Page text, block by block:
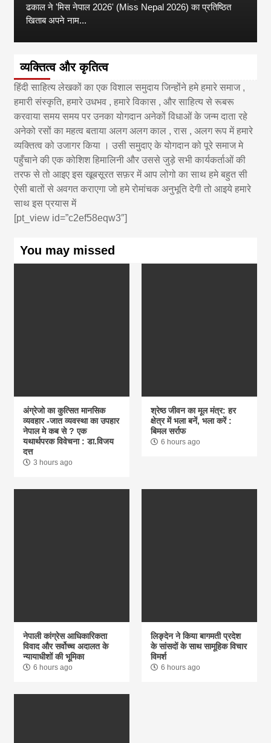
ढकाल ने 'मिस नेपाल 2026' (Miss Nepal 2026) का प्रतिष्ठित
खिताब अपने नाम...
व्यक्तित्व और कृतित्व
हिंदी साहित्य लेखकों का एक विशाल समुदाय जिन्होंने हमे हमारे समाज ,
हमारी संस्कृति, हमारे उधभव , हमारे विकास , और साहित्य से रूबरू
करवाया समय समय पर उनका योगदान अनेकों विधाओं के जन्म दाता रहे
अनेको रसों का महत्व बताया अलग अलग काल , रास , अलग रूप में हमारे
व्यक्तित्व को उजागर किया । उसी समुदाए के योगदान को पूरे समाज मे
पहुँचाने की एक कोशिश हिमालिनी और उससे जुड़े सभी कार्यकर्ताओं की
तरफ से तो आइए इस खूबसूरत सफ़र में आप लोगो का साथ हमे बहुत सी
ऐसी बातों से अवगत कराएगा जो हमे रोमांचक अनुभूति देगी तो आइये हमारे
साथ इस प्रयास में
[pt_view id=”c2ef58eqw3″]
You may missed
अंग्रेजो का कुत्सित मानसिक
व्यवहार -जात व्यवस्था का उपहार
नेपाल मे कब से ? एक
यथार्थपरक विवेचना : डा.विजय
दत्त
3 hours ago
श्रेष्ठ जीवन का मूल मंत्र: हर
क्षेत्र में भला बनें, भला करें :
बिमल सर्राफ
6 hours ago
नेपाली कांग्रेस आधिकारिकता
विवाद और सर्वोच्च अदालत के
न्यायाधीशों की भूमिका
6 hours ago
लिङ्देन ने किया बागमती प्रदेश
के सांसदों के साथ सामूहिक विचार
विमर्श
6 hours ago